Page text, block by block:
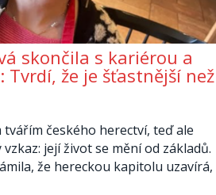
skončila s kariérou a
Tvrdí, že je šťastnější než
českého herectví, teď ale
její život se mění od základů.
že hereckou kapitolu uzavírá,